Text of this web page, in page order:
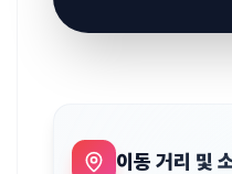
이동 거리 및